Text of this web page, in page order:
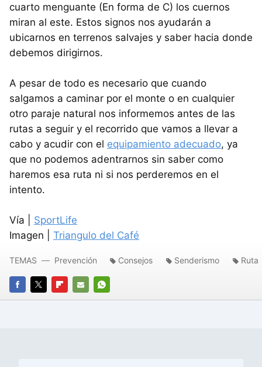
cuarto menguante (En forma de C) los cuernos
miran al este. Estos signos nos ayudarán a
ubicarnos en terrenos salvajes y saber hacia donde
debemos dirigirnos.
A pesar de todo es necesario que cuando
salgamos a caminar por el monte o en cualquier
otro paraje natural nos informemos antes de las
rutas a seguir y el recorrido que vamos a llevar a
cabo y acudir con el equipamiento adecuado, ya
que no podemos adentrarnos sin saber como
haremos esa ruta ni si nos perderemos en el
intento.
Vía | SportLife
Imagen | Triangulo del Café
FACEBOOK
TWITTERFLIPBOARD
E-
WHATSAPP
TEMAS Prevención Consejos Senderismo Ruta